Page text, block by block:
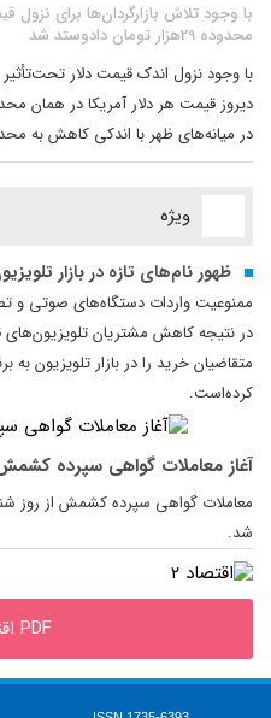
با وجود تلاش بازارگردان‌ها برای نزول
محدوده 29هزار تومان دادوستد شد
​​​​​​​با وجود نزول اندک قیمت دلار تحت‌تأثیر
در میانه‌های ظهر با اندکی کاهش به محدوده 28هزارو
ویژه
ظهور نام‌های تازه در بازار
​​​​​​​ممنوعیت واردات دستگاه‌های صوتی و
در نتیجه کاهش مشتریان تلویزیون‌های
متقاضیان خرید را در بازار تلویزیون
کرده‌است.
آغاز معاملات گواهی سپرده
​​​​​​​معاملات گواهی سپرده کشمش از روز
شد.
PDF اقتصاد 2